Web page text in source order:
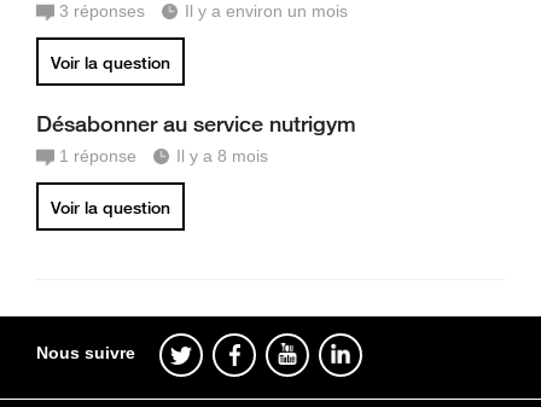
3 réponses Il y a environ un mois
Voir la question
Désabonner au service nutrigym
1 réponse Il y a 8 mois
Voir la question
Nous suivre